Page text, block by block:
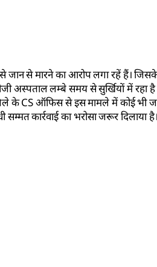
से मारने का आरोप लगा रहें हैं।
अस्पताल लम्बे समय से सुर्खियों में रहा है
के CS ऑफिस से इस मामले में कोई भी
कार्रवाई का भरोसा जरूर दिलाया है।